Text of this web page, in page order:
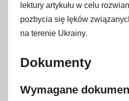
i
k
o
a
o
lektury artykułu w celu
pozbycia się lęków
na terenie Ukrainy.
Dokumenty
Wymagane